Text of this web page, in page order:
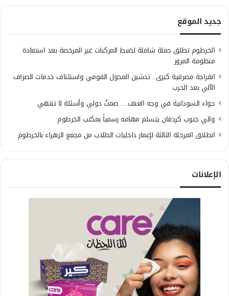
جديد الموقع
الخرطوم تطلق حملة شاملة لضبط المركبات غير المرخصة بعد استعادة
منظومة المرور
انفراجة مصرفية كبرى.. تدشين المحول القومي واستئناف خدمات الصراف
الآلي بعد الحرب
حواء السودانية في وجه العنف… صمتٌ دولي وأسئلة لا تنتهي
والي جنوب كردفان يتسلم مهامه رسمياً بمكتب الخرطوم
انطلاق المرحلة الثالثة لإعمار داخليات الطلاب من مجمع الزهراء بالخرطوم
الإعلانات